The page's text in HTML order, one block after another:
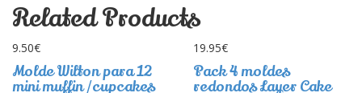
Related Products
9.50€
Molde Wilton para 12
mini muffin /cupcakes
19.95€
Pack 4 moldes
redondos Layer Cake